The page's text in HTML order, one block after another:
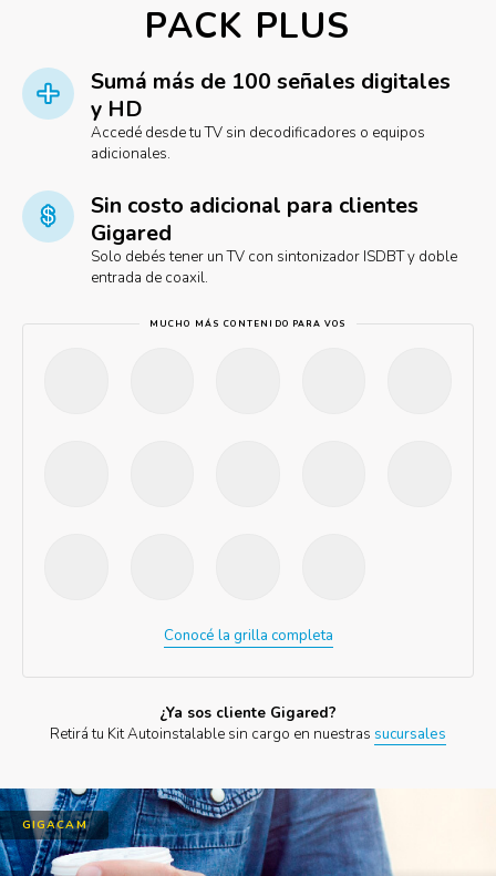
PACK PLUS
Sumá más de 100 señales digitales
y HD
Accedé desde tu TV sin decodificadores o equipos
adicionales.
Sin costo adicional para clientes
Gigared
Solo debés tener un TV con sintonizador ISDBT y doble
entrada de coaxil.
MUCHO MÁS CONTENIDO PARA VOS
Conocé la grilla completa
¿Ya sos cliente Gigared?
Retirá tu Kit Autoinstalable sin cargo en nuestras sucursales
GIGACAM